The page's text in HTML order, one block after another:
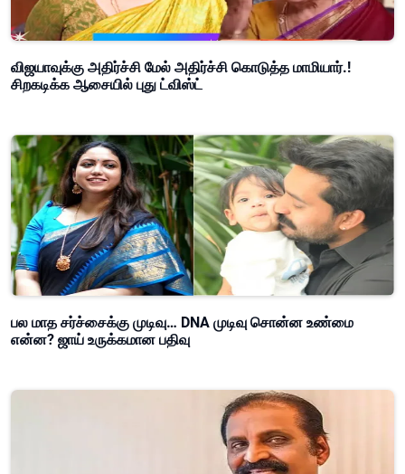
விஜயாவுக்கு அதிர்ச்சி மேல் அதிர்ச்சி கொடுத்த மாமியார்.!
சிறகடிக்க ஆசையில் புது ட்விஸ்ட்
பல மாத சர்ச்சைக்கு முடிவு… DNA முடிவு சொன்ன உண்மை
என்ன? ஜாய் உருக்கமான பதிவு